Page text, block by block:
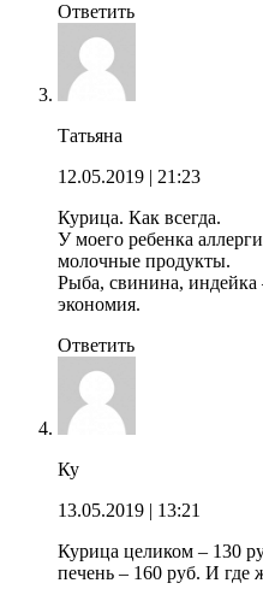
Ответить
Татьяна
12.05.2019 | 21:23
Курица. Как всегда.
У моего ребенка
молочные продукты.
Рыба, свинина,
экономия.
Ответить
Ку
13.05.2019 | 13:21
Курица целиком – 130
печень – 160 руб. И где